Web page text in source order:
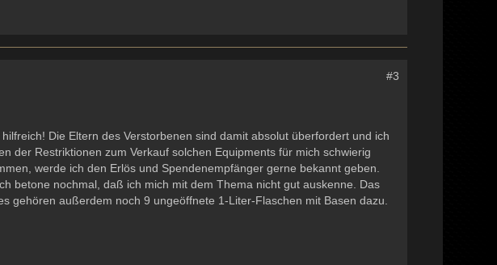
#3
Die Eltern des Verstorbenen sind damit absolut überfordert und ich
der Restriktionen zum Verkauf solchen Equipments für mich schwierig
werde ich den Erlös und Spendenempfänger gerne bekannt geben.
betone nochmal, daß ich mich mit dem Thema nicht gut auskenne. Das
gehören außerdem noch 9 ungeöffnete 1-Liter-Flaschen mit Basen dazu.